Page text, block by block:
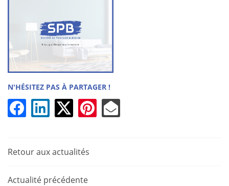
INTÉRIEURE
THERMIQUE
EN IMAGE
N'HÉSITEZ PAS À PARTAGER !
Retour aux actualités
Actualité précédente